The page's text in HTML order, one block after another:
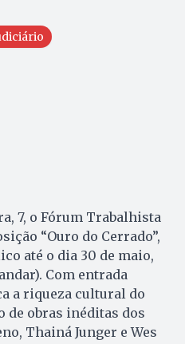
7, o Fórum Trabalhista
“Ouro do Cerrado”,
até o dia 30 de maio,
Com entrada
a riqueza cultural do
de obras inéditas dos
Thainá Junger e Wes